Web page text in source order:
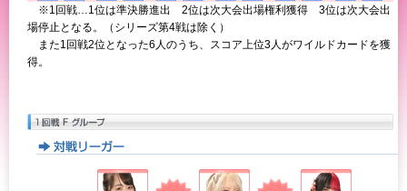
※1回戦…1位は準決勝進出 2位は次大会出場権利獲得 3位は次大会出
場停止となる。（シリーズ第4戦は除く）
また1回戦2位となった6人のうち、スコア上位3人がワイルドカードを獲
得。